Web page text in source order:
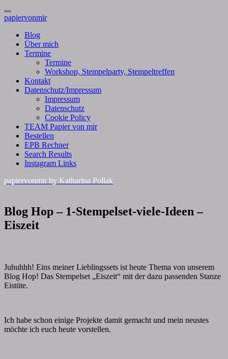
Toggle
Navigation
papiervonmir
Blog
Über mich
Termine
Termine
Workshop, Stempelparty, Stempeltreffen
Kontakt
Datenschutz/Impressum
Impressum
Datenschutz
Cookie Policy
TEAM Papier von mir
Bestellen
EPB Rechner
Search Results
Instagram Links
papiervonmir by Katharina Pollak
Blog
Hop
–
Ideen
–
Eiszeit
Blog Hop – 1-Stempelset-viele-Ideen –
Eiszeit
Juhuhhh! Eins meiner Lieblingssets ist heute Thema von unserem
Blog Hop! Das Stempelset „Eiszeit“ mit der dazu passenden Stanze
Eistüte.
Ich habe schon einige Projekte damit gemacht und mein neustes
möchte ich euch heute vorstellen.